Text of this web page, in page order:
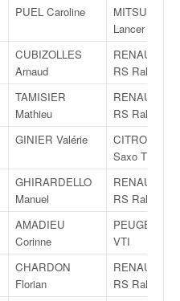
PUEL Caroline
MITSUBISHI
Lancer Evo8
CUBIZOLLES
Arnaud
RENAULT
RS Rally 5
TAMISIER
Mathieu
RENAULT
RS Rally 5
GINIER Valérie
CITROËN
Saxo T4
GHIRARDELLO
Manuel
RENAULT
RS Rally 5
AMADIEU
Corinne
PEUGEOT
VTI
CHARDON
Florian
RENAULT
RS Rally 5